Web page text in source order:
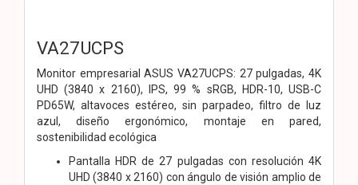
VA27UCPS
Monitor empresarial ASUS VA27UCPS: 27 pulgadas, 4K
UHD (3840 x 2160), IPS, 99 % sRGB, HDR-10, USB-C
PD65W, altavoces estéreo, sin parpadeo, filtro de luz
azul, diseño ergonómico, montaje en pared,
sostenibilidad ecológica
Pantalla HDR de 27 pulgadas con resolución 4K
UHD (3840 x 2160) con ángulo de visión amplio de